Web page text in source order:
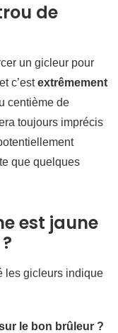
de
un gicleur pour
c’estextrêmement
centième de
toujours imprécis
que quelques
est jaune
les gicleurs indique
le bon brûleur ?